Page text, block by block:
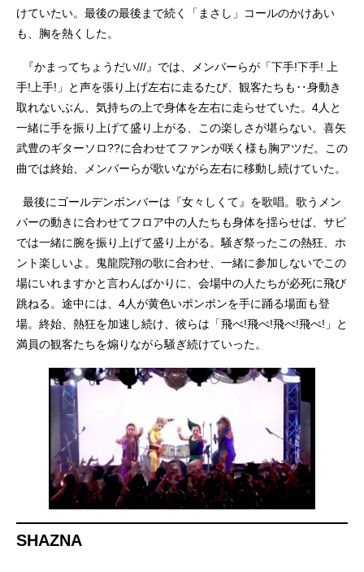
けていたい。最後の最後まで続く「まさし」コールのかけあい
も、胸を熱くした。
『かまってちょうだい///』では、メンバーらが「下手!下手! 上
手!上手!」と声を張り上げ左右に走るたび、観客たちも‥身動き
取れないぶん、気持ちの上で身体を左右に走らせていた。4人と
一緒に手を振り上げて盛り上がる、この楽しさが堪らない。喜矢
武豊のギターソロ??に合わせてファンが咲く様も胸アツだ。この
曲では終始、メンバーらが歌いながら左右に移動し続けていた。
最後にゴールデンボンバーは『女々しくて』を歌唱。歌うメン
バーの動きに合わせてフロア中の人たちも身体を揺らせば、サビ
では一緒に腕を振り上げて盛り上がる。騒ぎ祭ったこの熱狂、ホ
ント楽しいよ。鬼龍院翔の歌に合わせ、一緒に参加しないでこの
場にいれますかと言わんばかりに、会場中の人たちが必死に飛び
跳ねる。途中には、4人が黄色いポンポンを手に踊る場面も登
場。終始、熱狂を加速し続け、彼らは「飛べ!飛べ!飛べ!飛べ!」と
満員の観客たちを煽りながら騒ぎ続けていった。
SHAZNA